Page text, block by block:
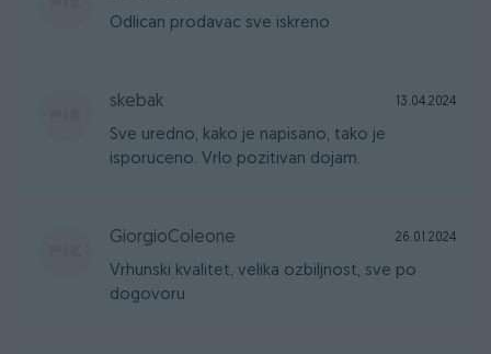
Odlican prodavac sve iskreno
skebak 13.04.2024
Sve uredno, kako je napisano, tako je
isporuceno. Vrlo pozitivan dojam.
GiorgioColeone 26.01.2024
Vrhunski kvalitet, velika ozbiljnost, sve po
dogovoru